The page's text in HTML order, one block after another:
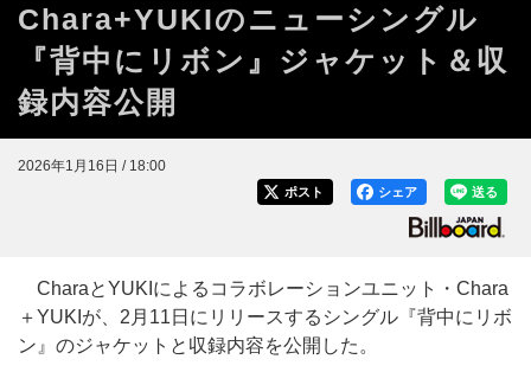
Chara+YUKIのニューシングル
『背中にリボン』ジャケット＆収
録内容公開
2026年1月16日 / 18:00
送る
シェア
ポスト
CharaとYUKIによるコラボレーションユニット・Chara
＋YUKIが、2月11日にリリースするシングル『背中にリボ
ン』のジャケットと収録内容を公開した。